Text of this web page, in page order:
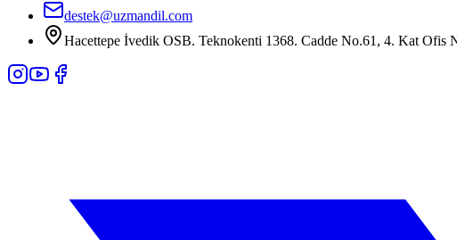
destek@uzmandil.com
Hacettepe İvedik OSB. Teknokenti 1368. Cadde No.61, 4. Kat